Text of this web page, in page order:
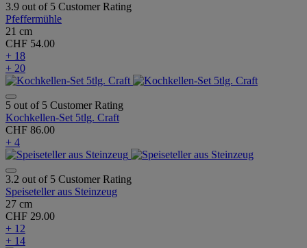
3.9 out of 5 Customer Rating
Pfeffermühle
21 cm
CHF 54.00
+ 18
+ 20
5 out of 5 Customer Rating
Kochkellen-Set 5tlg. Craft
CHF 86.00
+ 4
3.2 out of 5 Customer Rating
Speiseteller aus Steinzeug
27 cm
CHF 29.00
+ 12
+ 14